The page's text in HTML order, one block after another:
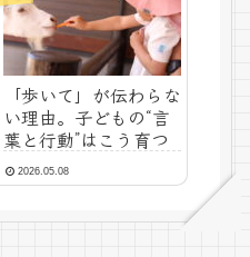
「歩いて」が伝わらな
い理由。子どもの“言
葉と行動”はこう育つ
2026.05.08